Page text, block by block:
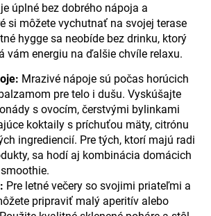
úplné bez dobrého nápoja a
si môžete vychutnať na svojej terase
hygge sa neobíde bez drinku, ktorý
vám energiu na ďalšie chvíle relaxu.
Mrazivé nápoje sú počas horúcich
pre telo i dušu. Vyskúšajte
s ovocím, čerstvými bylinkami
koktaily s príchuťou mäty, citrónu
ingrediencií. Pre tých, ktorí majú radi
sa hodí aj kombinácia domácich
Pre letné večery so svojimi priateľmi a
pripraviť malý aperitív alebo